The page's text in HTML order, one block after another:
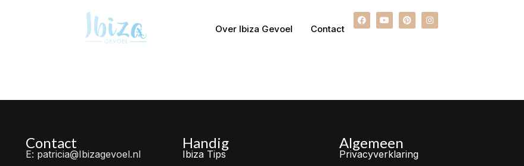
Over Ibiza Gevoel
Contact
Contact
E: patricia@Ibizagevoel.nl
Handig
Ibiza Tips
Algemeen
Privacyverklaring